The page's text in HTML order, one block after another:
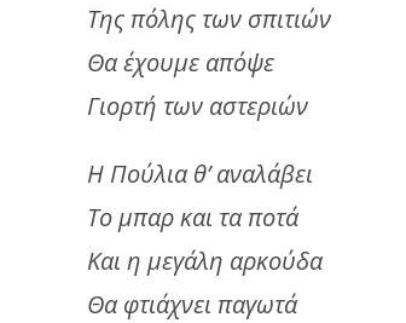
Της πόλης των σπιτιών
Θα έχουμε απόψε
Γιορτή των αστεριών
Η Πούλια θ’ αναλάβει
Το μπαρ και τα ποτά
Και η μεγάλη αρκούδα
Θα φτιάχνει παγωτά